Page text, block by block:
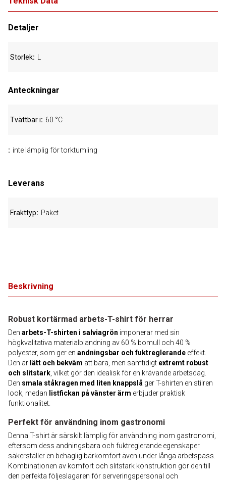
Beskrivning
Robust kortärmad arbets-T-shirt för herrar
Den arbets-T-shirten i salviagrön imponerar med sin
högkvalitativa materialblandning av 60 % bomull och 40 %
polyester, som ger en andningsbar och fuktreglerande effekt.
Den är lätt och bekväm att bära, men samtidigt extremt robust
och slitstark , vilket gör den idealisk för en krävande arbetsdag.
Den smala ståkragen med liten knappslå ger T-shirten en stilren
look, medan listfickan på vänster ärm erbjuder praktisk
funktionalitet.
Perfekt för användning inom gastronomi
Denna T-shirt är särskilt lämplig för användning inom gastronomi,
eftersom dess andningsbara och fuktreglerande egenskaper
säkerställer en behaglig bärkomfort även under långa arbetspass.
Kombinationen av komfort och slitstark konstruktion gör den till
den perfekta följeslagaren för serveringspersonal och
Detaljer
Storlek
Anteckningar
Tvättbar i 60 °C
inte lämplig för torktumling
Leverans
Frakttyp Paket